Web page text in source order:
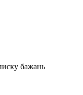
бажань